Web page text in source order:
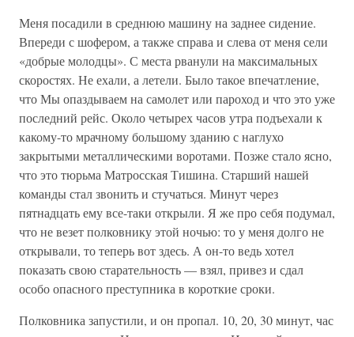
Меня посадили в среднюю машину на заднее сидение.
Впереди с шофером, а также справа и слева от меня сели
«добрые молодцы». С места рванули на максимальных
скоростях. Не ехали, а летели. Было такое впечатление,
что Мы опаздываем на самолет или пароход и что это уже
последний рейс. Около четырех часов утра подъехали к
какому-то мрачному большому зданию с наглухо
закрытыми металлическими воротами. Позже стало ясно,
что это тюрьма Матросская Тишина. Старший нашей
команды стал звонить и стучаться. Минут через
пятнадцать ему все-таки открыли. Я же про себя подумал,
что не везет полковнику этой ночью: то у меня долго не
открывали, то теперь вот здесь. А он-то ведь хотел
показать свою старательность — взял, привез и сдал
особо опасного преступника в короткие сроки.
Полковника запустили, и он пропал. 10, 20, 30 минут, час